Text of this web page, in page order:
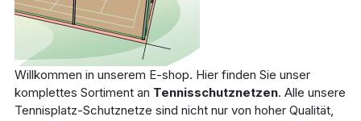
Willkommen in unserem E-shop. Hier finden Sie unser
komplettes Sortiment an Tennisschutznetzen. Alle unsere
Tennisplatz-Schutznetze sind nicht nur von hoher Qualität,